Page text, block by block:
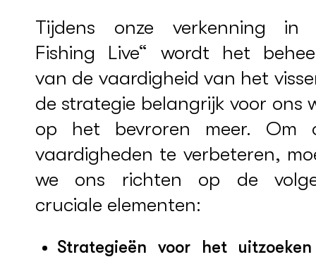
Tijdens onze verkenning in
Fishing Live“ wordt het
van de vaardigheid van het
de strategie belangrijk voor ons
op het bevroren meer. Om
vaardigheden te verbeteren,
we ons richten op de
cruciale elementen:
Strategieën voor het